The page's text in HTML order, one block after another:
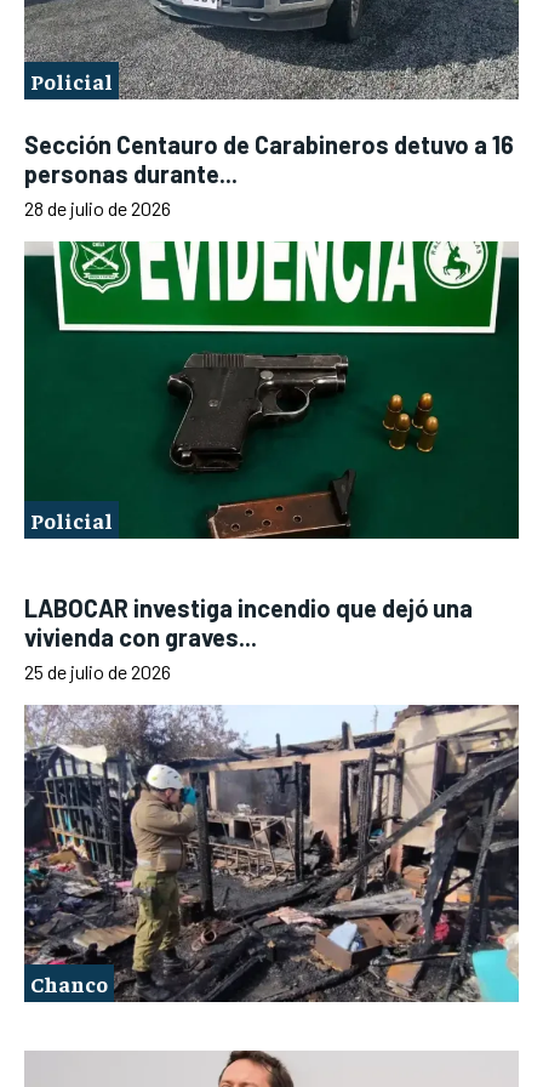
Policial
Sección Centauro de Carabineros detuvo a 16
personas durante...
28 de julio de 2026
Policial
LABOCAR investiga incendio que dejó una
vivienda con graves...
25 de julio de 2026
Chanco